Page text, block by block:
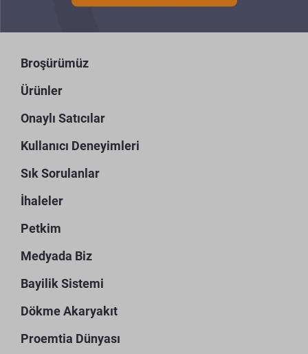
Broşürümüz
Ürünler
Onaylı Satıcılar
Kullanıcı Deneyimleri
Sık Sorulanlar
İhaleler
Petkim
Medyada Biz
Bayilik Sistemi
Dökme Akaryakıt
Proemtia Dünyası